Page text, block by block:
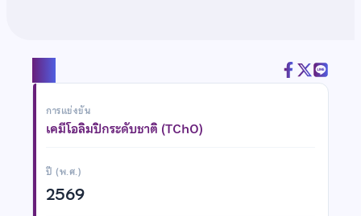
การแข่งขัน
เคมีโอลิมปิกระดับชาติ (TChO)
ปี (พ.ศ.)
2569